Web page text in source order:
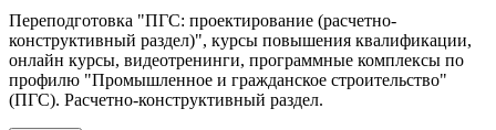
Переподготовка "ПГС: проектирование (расчетно-
конструктивный раздел)", курсы повышения квалификации,
онлайн курсы, видеотренинги, программные комплексы по
профилю "Промышленное и гражданское строительство"
(ПГС). Расчетно-конструктивный раздел.